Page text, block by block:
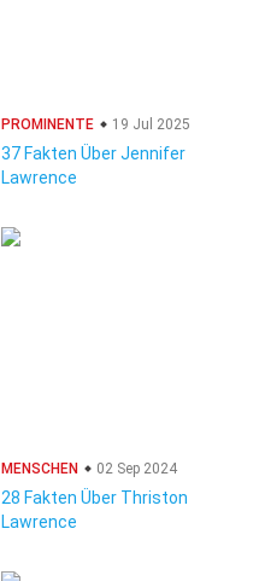
PROMINENTE 19 Jul 2025
37 Fakten Über Jennifer
Lawrence
MENSCHEN 02 Sep 2024
28 Fakten Über Thriston
Lawrence